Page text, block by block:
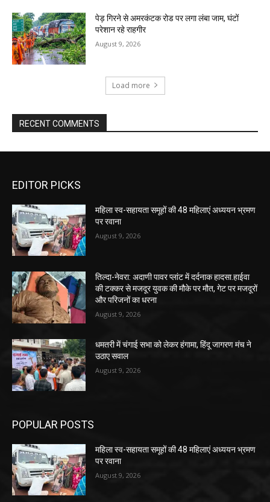
पेड़ गिरने से अमरकंटक रोड पर लगा लंबा जाम, घंटों
परेशान रहे राहगीर
August 9, 2026
Load more
RECENT COMMENTS
EDITOR PICKS
महिला स्व-सहायता समूहों की 48 महिलाएं अध्ययन भ्रमण
पर रवाना
August 9, 2026
तिल्दा-नेवरा: अदाणी पावर प्लांट में दर्दनाक हादसा.हाईवा
की टक्कर से मजदूर युवक की मौके पर मौत, गेट पर मजदूरों
और परिजनों का धरना
August 9, 2026
धमतरी में चंगाई सभा को लेकर हंगामा, हिंदू जागरण मंच ने
उठाए सवाल
August 9, 2026
POPULAR POSTS
महिला स्व-सहायता समूहों की 48 महिलाएं अध्ययन भ्रमण
पर रवाना
August 9, 2026